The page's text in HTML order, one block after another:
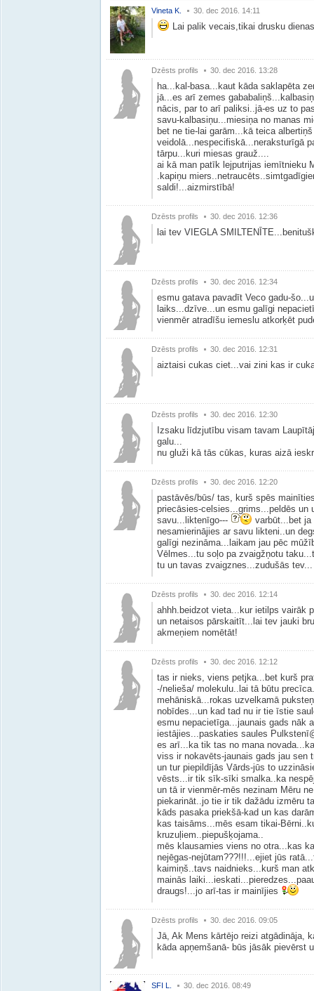
Vineta K. 30. dec 2016. 14:11
Lai palik vecais,tikai drusku
Dzēsts profils 30. dec 2016. 13:28
ha...kal-basa...kaut kāda saklapēta
jā...es arī zemes
nācis, par to arī paliksi..jā-es uz to
savu-kalbasiņu...miesiņa no manas
bet ne tie-lai garām...kā teica
veidolā...nespecifiskā...neraksturīgā
tārpu...kuri miesas grauž....
ai kā man patīk lejputrijas iemītnieku
.kapiņu
saldi!...aizmirstībā!
Dzēsts profils 30. dec 2016. 12:36
lai tev VIEGLA
Dzēsts profils 30. dec 2016. 12:34
esmu gatava pavadīt Veco gadu-
laiks...dzīve...un esmu galīgi
vienmēr atradīšu iemeslu atkorķēt
Dzēsts profils 30. dec 2016. 12:31
aiztaisi cukas ciet...vai zini kas ir
Dzēsts profils 30. dec 2016. 12:30
Izsaku līdzjutību visam tavam
galu...
nu gluži kā tās cūkas, kuras aizā
Dzēsts profils 30. dec 2016. 12:20
pastāvēs/būs/ tas, kurš spēs
priecāsies-celsies...grims...peldēs
savu...liktenīgo---
varbūt...bet ja
nesamierinājies ar savu likteni..un
galīgi nezināma...laikam jau pēc
Vēlmes...tu soļo pa zvaigžņotu
tu un tavas zvaigznes...zudušās tev...
Dzēsts profils 30. dec 2016. 12:14
ahhh.beidzot vieta...kur ietilps vairāk
un netaisos pārskaitīt...lai tev jauki
akmeņiem nomētāt!
Dzēsts profils 30. dec 2016. 12:12
tas ir nieks, viens petjka...bet kurš
-/nelieša/ molekulu..lai tā būtu
mehāniskā...rokas uzvelkamā
nobīdes...un kad tad nu ir tie īstie
esmu nepacietīga...jaunais gads nāk
iestājies...paskaties saules
es arī...ka tik tas no mana
viss ir nokavēts-jaunais gads jau sen
un tur piepildījās Vārds-jūs to
vēsts...ir tik sīk-sīki smalka..ka
un tā ir vienmēr-mēs nezinam Mēru
piekarināt..jo tie ir tik dažādu izmēru
kāds pasaka priekšā-kad un kas
kas taisāms...mēs esam tikai-
kruzuļiem..piepušķojama..
mēs klausamies viens no otra...kas
nejēgas-nejūtam???!!!...ejiet jūs
kaimiņš..tavs naidnieks...kurš man
mainās
draugs!...jo arī-tas ir mainījies
Dzēsts profils 30. dec 2016. 09:05
Jā, Ak Mens kārtējo reizi atgādināja,
kāda apņemšanā- būs jāsāk pievērst
SFI L. 30. dec 2016. 08:49